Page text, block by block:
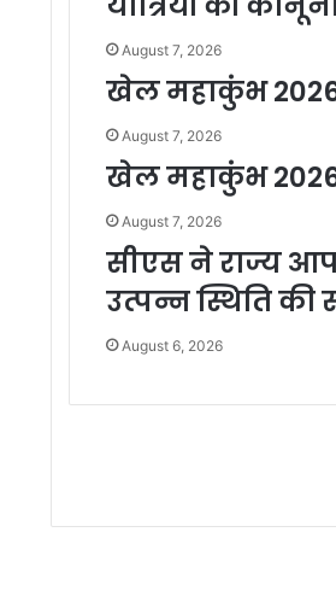
August 7, 2026
खेल महाकुंभ 2026-
August 7, 2026
खेल महाकुंभ 2026-
August 7, 2026
सीएस ने राज्य
उत्पन्न स्थिति की
August 6, 2026